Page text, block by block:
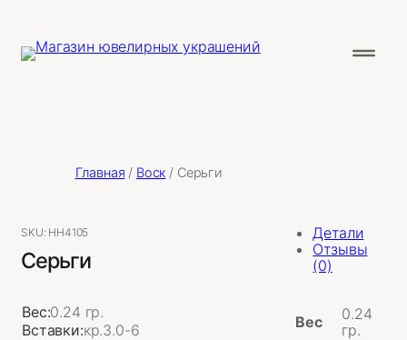
Главная / Воск / Серьги
SKU: НН4105
Серьги
Вес:0.24 гр.
Вставки:кр.3.0-6
Детали
Отзывы
(0)
Вес
0.24
гр.